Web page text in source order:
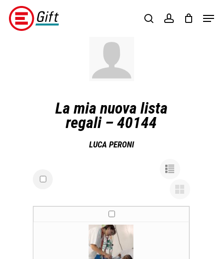
Skip
main
searchaccount
La mia nuova lista
regali – 40144
LUCA PERONI